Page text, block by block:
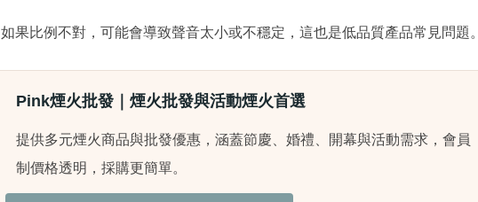
如果比例不對，可能會導致聲音太小或不穩定，這也是低品質產品常見問題。
Pink煙火批發｜煙火批發與活動煙火首選
提供多元煙火商品與批發優惠，涵蓋節慶、婚禮、開幕與活動需求，會員
制價格透明，採購更簡單。